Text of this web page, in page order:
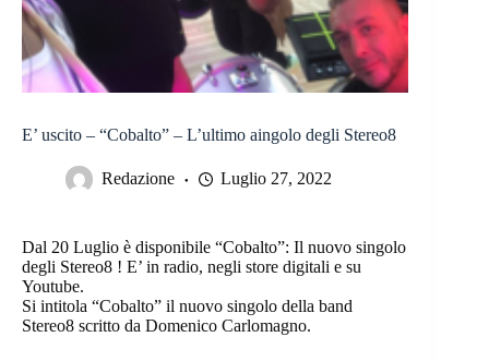
E’ uscito – “Cobalto” – L’ultimo aingolo degli Stereo8
Redazione Luglio 27, 2022
Dal 20 Luglio è disponibile “Cobalto”: Il nuovo singolo
degli Stereo8 ! E’ in radio, negli store digitali e su
Youtube.
Si intitola “Cobalto” il nuovo singolo della band
Stereo8 scritto da Domenico Carlomagno.